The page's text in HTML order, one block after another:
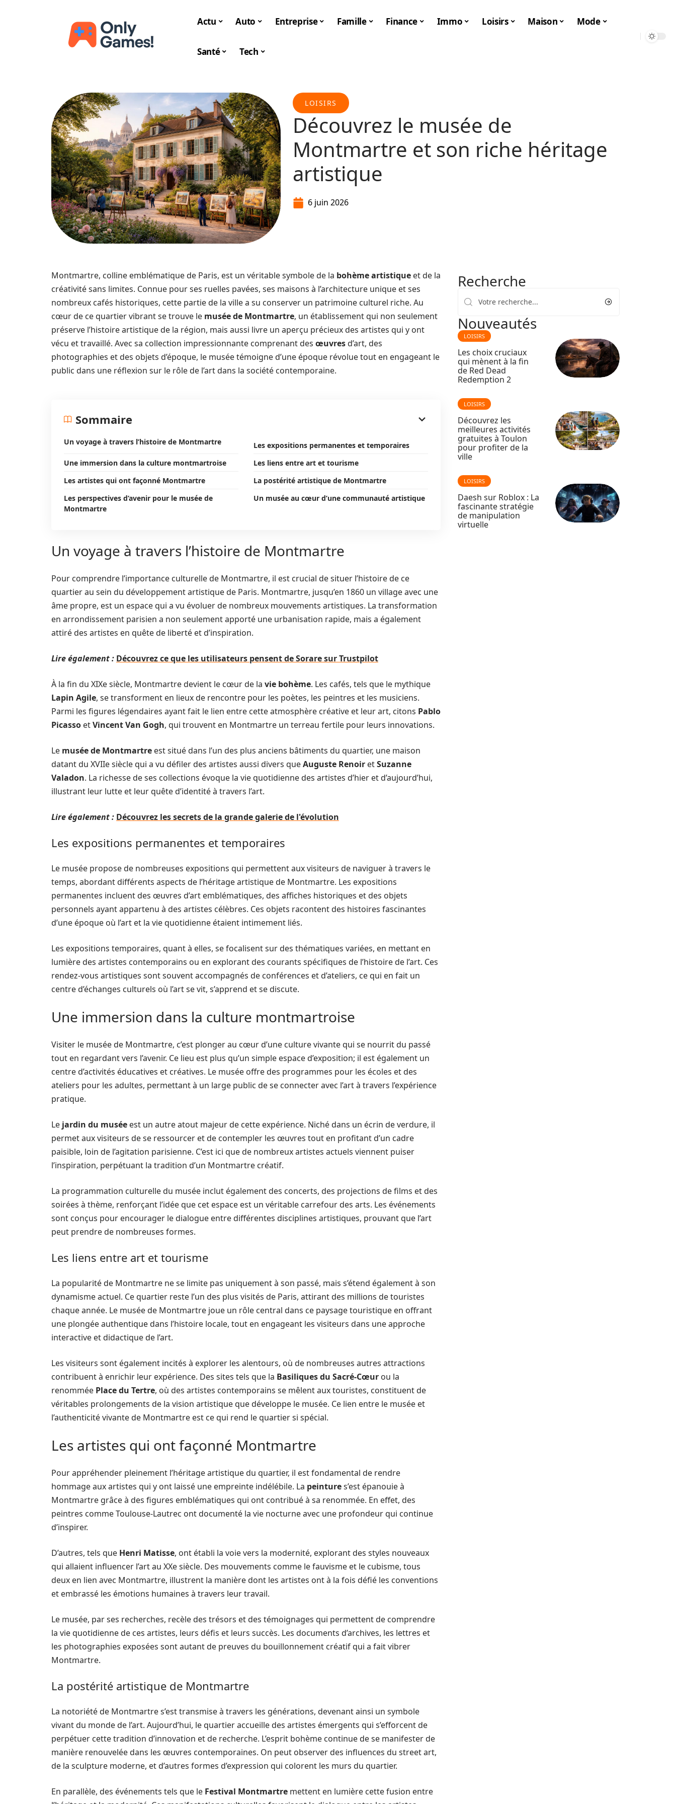
Actu Auto Entreprise Famille Finance Immo Loisirs Maison Mode
Santé Tech
LOISIRS
Découvrez le musée de
Montmartre et son riche héritage
artistique
6 juin 2026
Montmartre, colline emblématique de Paris, est un véritable symbole de la bohème artistique et de la
créativité sans limites. Connue pour ses ruelles pavées, ses maisons à l’architecture unique et ses
nombreux cafés historiques, cette partie de la ville a su conserver un patrimoine culturel riche. Au
cœur de ce quartier vibrant se trouve le musée de Montmartre, un établissement qui non seulement
préserve l’histoire artistique de la région, mais aussi livre un aperçu précieux des artistes qui y ont
vécu et travaillé. Avec sa collection impressionnante comprenant des œuvresd’art, des
photographies et des objets d’époque, le musée témoigne d’une époque révolue tout en engageant le
public dans une réflexion sur le rôle de l’art dans la société contemporaine.
Sommaire
Un voyage à travers l’histoire de Montmartre
Les expositions permanentes et temporaires
Une immersion dans la culture montmartroise
Les liens entre art et tourisme
Les artistes qui ont façonné Montmartre
La postérité artistique de Montmartre
Les perspectives d’avenir pour le musée de
Montmartre
Un musée au cœur d’une communauté artistique
Un voyage à travers l’histoire de Montmartre
Pour comprendre l’importance culturelle de Montmartre, il est crucial de situer l’histoire de ce
quartier au sein du développement artistique de Paris. Montmartre, jusqu’en 1860 un village avec une
âme propre, est un espace qui a vu évoluer de nombreux mouvements artistiques. La transformation
en arrondissement parisien a non seulement apporté une urbanisation rapide, mais a également
attiré des artistes en quête de liberté et d’inspiration.
Lire également : Découvrez ce que les utilisateurs pensent de Sorare sur Trustpilot
À la fin du XIXe siècle, Montmartre devient le cœur de la vie bohème. Les cafés, tels que le mythique
Lapin Agile, se transforment en lieux de rencontre pour les poètes, les peintres et les musiciens.
Parmi les figures légendaires ayant fait le lien entre cette atmosphère créative et leur art, citons Pablo
Picasso etVincent Van Gogh, qui trouvent en Montmartre un terreau fertile pour leurs innovations.
Le musée de Montmartre est situé dans l’un des plus anciens bâtiments du quartier, une maison
datant du XVIIe siècle qui a vu défiler des artistes aussi divers queAuguste Renoir etSuzanne
Valadon. La richesse de ses collections évoque la vie quotidienne des artistes d’hier et d’aujourd’hui,
illustrant leur lutte et leur quête d’identité à travers l’art.
Lire également : Découvrez les secrets de la grande galerie de l'évolution
Les expositions permanentes et temporaires
Le musée propose de nombreuses expositions qui permettent aux visiteurs de naviguer à travers le
temps, abordant différents aspects de l’héritage artistique de Montmartre. Les expositions
permanentes incluent des œuvres d’art emblématiques, des affiches historiques et des objets
personnels ayant appartenu à des artistes célèbres. Ces objets racontent des histoires fascinantes
d’une époque où l’art et la vie quotidienne étaient intimement liés.
Les expositions temporaires, quant à elles, se focalisent sur des thématiques variées, en mettant en
lumière des artistes contemporains ou en explorant des courants spécifiques de l’histoire de l’art. Ces
rendez-vous artistiques sont souvent accompagnés de conférences et d’ateliers, ce qui en fait un
centre d’échanges culturels où l’art se vit, s’apprend et se discute.
Une immersion dans la culture montmartroise
Visiter le musée de Montmartre, c’est plonger au cœur d’une culture vivante qui se nourrit du passé
tout en regardant vers l’avenir. Ce lieu est plus qu’un simple espace d’exposition; il est également un
centre d’activités éducatives et créatives. Le musée offre des programmes pour les écoles et des
ateliers pour les adultes, permettant à un large public de se connecter avec l’art à travers l’expérience
pratique.
Le jardin du musée est un autre atout majeur de cette expérience. Niché dans un écrin de verdure, il
permet aux visiteurs de se ressourcer et de contempler les œuvres tout en profitant d’un cadre
paisible, loin de l’agitation parisienne. C’est ici que de nombreux artistes actuels viennent puiser
l’inspiration, perpétuant la tradition d’un Montmartre créatif.
La programmation culturelle du musée inclut également des concerts, des projections de films et des
soirées à thème, renforçant l’idée que cet espace est un véritable carrefour des arts. Les événements
sont conçus pour encourager le dialogue entre différentes disciplines artistiques, prouvant que l’art
peut prendre de nombreuses formes.
Les liens entre art et tourisme
La popularité de Montmartre ne se limite pas uniquement à son passé, mais s’étend également à son
dynamisme actuel. Ce quartier reste l’un des plus visités de Paris, attirant des millions de touristes
chaque année. Le musée de Montmartre joue un rôle central dans ce paysage touristique en offrant
une plongée authentique dans l’histoire locale, tout en engageant les visiteurs dans une approche
interactive et didactique de l’art.
Les visiteurs sont également incités à explorer les alentours, où de nombreuses autres attractions
contribuent à enrichir leur expérience. Des sites tels que la Basiliques du Sacré-Cœur ou la
renommée Place du Tertre, où des artistes contemporains se mêlent aux touristes, constituent de
véritables prolongements de la vision artistique que développe le musée. Ce lien entre le musée et
l’authenticité vivante de Montmartre est ce qui rend le quartier si spécial.
Les artistes qui ont façonné Montmartre
Pour appréhender pleinement l’héritage artistique du quartier, il est fondamental de rendre
hommage aux artistes qui y ont laissé une empreinte indélébile. La peintures’est épanouie à
Montmartre grâce à des figures emblématiques qui ont contribué à sa renommée. En effet, des
peintres comme Toulouse-Lautrec ont documenté la vie nocturne avec une profondeur qui continue
d’inspirer.
D’autres, tels que Henri Matisse, ont établi la voie vers la modernité, explorant des styles nouveaux
qui allaient influencer l’art au XXe siècle. Des mouvements comme le fauvisme et le cubisme, tous
deux en lien avec Montmartre, illustrent la manière dont les artistes ont à la fois défié les conventions
et embrassé les émotions humaines à travers leur travail.
Le musée, par ses recherches, recèle des trésors et des témoignages qui permettent de comprendre
la vie quotidienne de ces artistes, leurs défis et leurs succès. Les documents d’archives, les lettres et
les photographies exposées sont autant de preuves du bouillonnement créatif qui a fait vibrer
Montmartre.
La postérité artistique de Montmartre
La notoriété de Montmartre s’est transmise à travers les générations, devenant ainsi un symbole
vivant du monde de l’art. Aujourd’hui, le quartier accueille des artistes émergents qui s’efforcent de
perpétuer cette tradition d’innovation et de recherche. L’esprit bohème continue de se manifester de
manière renouvelée dans les œuvres contemporaines. On peut observer des influences du street art,
de la sculpture moderne, et d’autres formes d’expression qui colorent les murs du quartier.
En parallèle, des événements tels que le Festival Montmartre mettent en lumière cette fusion entre
Recherche
Nouveautés
LOISIRS
Les choix cruciaux
qui mènent à la fin
de Red Dead
Redemption 2
LOISIRS
Découvrez les
meilleures activités
gratuites à Toulon
pour profiter de la
ville
LOISIRS
Daesh sur Roblox : La
fascinante stratégie
de manipulation
virtuelle